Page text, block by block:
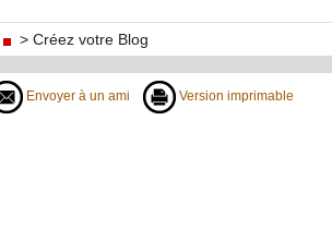
> Créez votre Blog
Envoyer à un ami Version imprimable